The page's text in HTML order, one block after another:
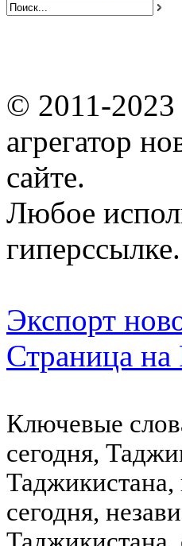
© 2011-2023
агрегатор
сайте.
Любое
гиперссылке.
Экспорт
Страница на
Ключевые
сегодня,
сегодня,